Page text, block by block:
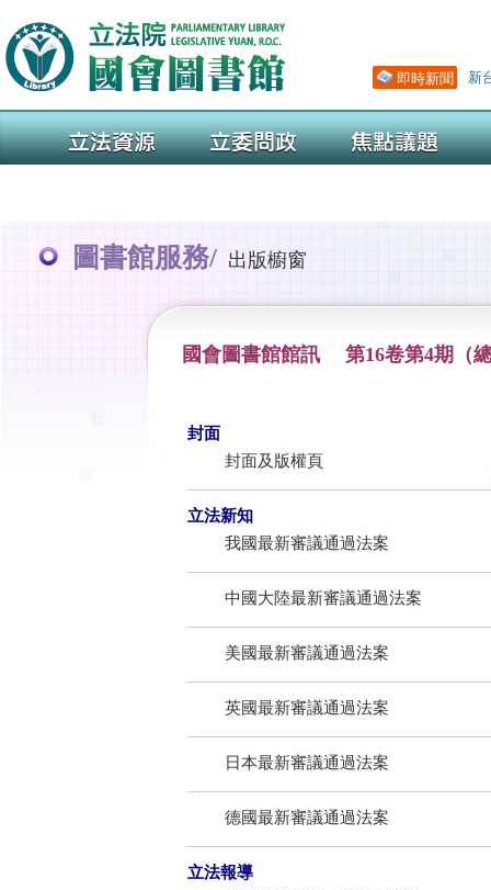
圖書館服務/ 出版櫥窗
國會圖書館館訊 第16卷第4期（
封面
封面及版權頁
立法新知
我國最新審議通過法案
中國大陸最新審議通過法案
美國最新審議通過法案
英國最新審議通過法案
日本最新審議通過法案
德國最新審議通過法案
立法報導